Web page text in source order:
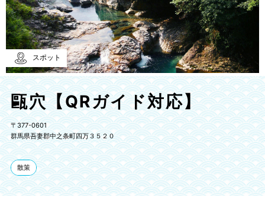
スポット
甌穴【QRガイド対応】
〒377-0601
群馬県吾妻郡中之条町四万３５２０
散策